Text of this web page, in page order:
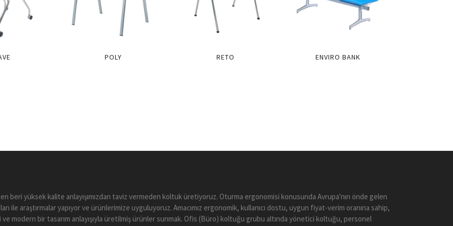
POLY RETO ENVIRO BANK
beri yüksek kalite anlayışımızdan taviz vermeden koltuk üretiyoruz. Oturma ergonomisi konusunda Avrupa'nın önde gelen
ile araştırmalar yapıyor ve ürünlerimize uyguluyoruz. Amacımız ergonomik, kullanıcı dostu, uygun fiyat-verim oranına sahip,
ve modern bir tasarım anlayışıyla üretilmiş ürünler sunmak. Ofis (Büro) koltuğu grubu altında yönetici koltuğu, personel